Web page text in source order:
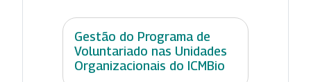
Gestão do Programa de
Voluntariado nas Unidades
Organizacionais do ICMBio